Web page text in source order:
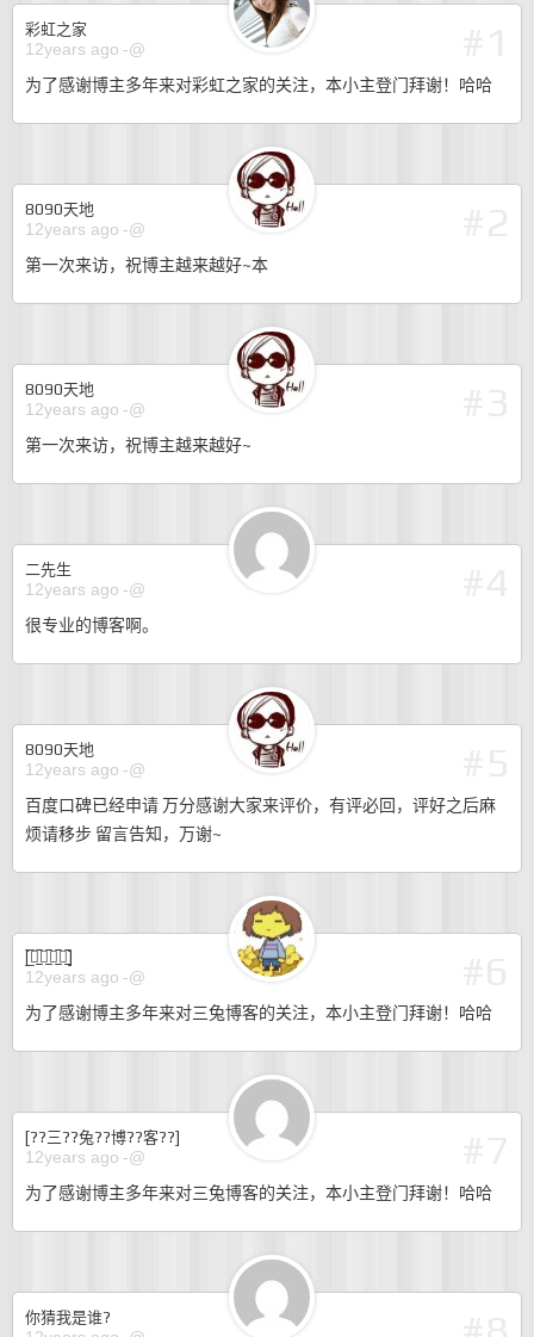
彩虹之家
12years ago -@
为了感谢博主多年来对彩虹之家的关注，本小主登门拜谢！哈哈
8090天地
12years ago -@
第一次来访，祝博主越来越好~本
8090天地
12years ago -@
第一次来访，祝博主越来越好~
二先生
12years ago -@
很专业的博客啊。
8090天地
12years ago -@
百度口碑已经申请 万分感谢大家来评价，有评必回，评好之后麻
烦请移步 留言告知，万谢~
[̲̅三̲̅兔̲̅博̲̅客̲̅]
12years ago -@
为了感谢博主多年来对三兔博客的关注，本小主登门拜谢！哈哈
[??三??兔??博??客??]
12years ago -@
为了感谢博主多年来对三兔博客的关注，本小主登门拜谢！哈哈
你猜我是谁?